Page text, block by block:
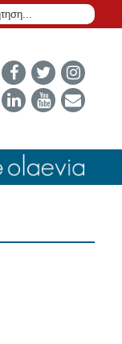
τον πρόωρο θάνατο